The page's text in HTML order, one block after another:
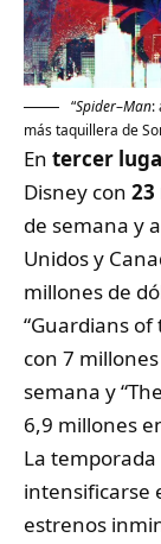
“Spider–Man:
más taquillera de
En tercer
Disney con
de semana y
Unidos y
millones de
“Guardians of
con 7
semana y
6,9 millones
La
intensificarse
estrenos